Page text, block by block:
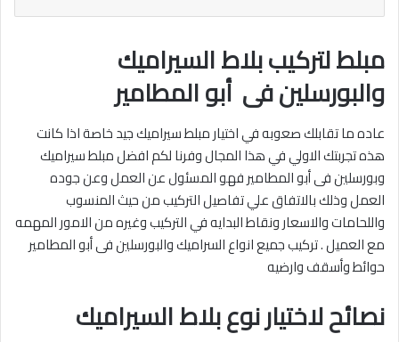
مبلط لتركيب بلاط السيراميك
والبورسلين فى أبو المطامير
عاده ما تقابلك صعوبه في اختيار مبلط سيراميك جيد خاصة اذا كانت
هذه تجربتك الاولي في هذا المجال وفرنا لكم افضل مبلط سيراميك
وبورسلين فى أبو المطامير فهو المسئول عن العمل وعن جوده
العمل وذلك بالاتفاق علي تفاصيل التركيب من حيث المنسوب
واللحامات والاسعار ونقاط البدايه في التركيب وغيره من الامور المهمه
مع العميل . تركيب جميع انواع السراميك والبورسلين فى أبو المطامير
حوائط وأسقف وارضيه‎
نصائح لاختيار نوع بلاط السيراميك